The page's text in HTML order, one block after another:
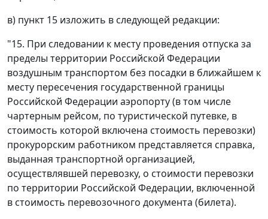
в) пункт 15 изложить в следующей редакции:
"15. При следовании к месту проведения отпуска за
пределы территории Российской Федерации
воздушным транспортом без посадки в ближайшем к
месту пересечения государственной границы
Российской Федерации аэропорту (в том числе
чартерным рейсом, по туристической путевке, в
стоимость которой включена стоимость перевозки)
прокурорским работником представляется справка,
выданная транспортной организацией,
осуществлявшей перевозку, о стоимости перевозки
по территории Российской Федерации, включенной
в стоимость перевозочного документа (билета).